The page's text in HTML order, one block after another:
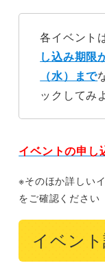
各イベント
し込み期限
（水）まで
ックしてみ
イベントの申し
※そのほか詳しい
をご確認ください
イベン